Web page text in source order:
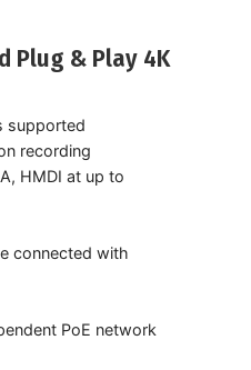
Plug & Play 4K
supported
recording
HMDI at up to
connected with
PoE network